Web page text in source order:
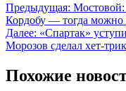
Предыдущая:
Кордобу — тогда можно
Далее: «Спартак»
Морозов сделал хет-трик
Похожие